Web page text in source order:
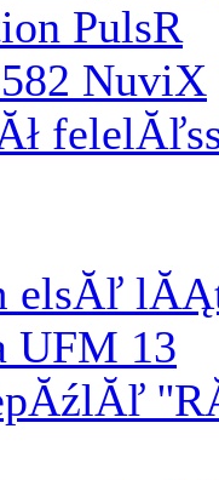
PulsR
NuviX
elsĂľ
UFM 13